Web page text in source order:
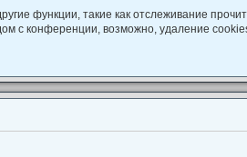
функции, такие как отслеживание
с конференции, возможно, удаление